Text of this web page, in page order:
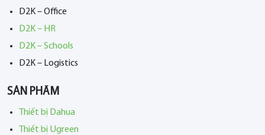
D2K – Office
D2K – HR
D2K – Schools
D2K – Logistics
SẢN PHẨM
Thiết bị Dahua
Thiết bị Ugreen